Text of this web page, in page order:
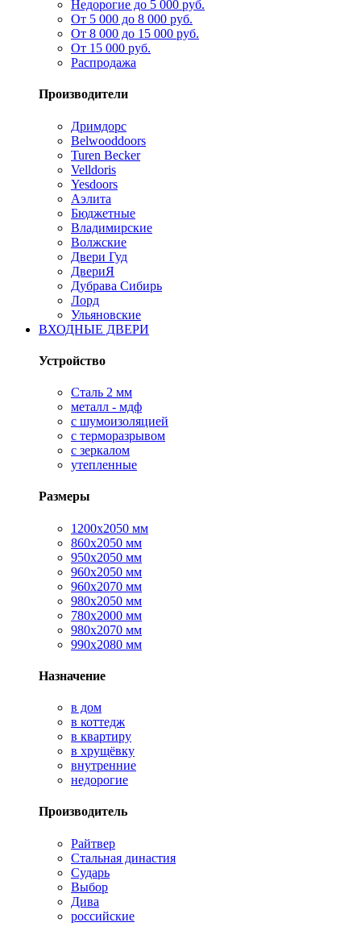
Недорогие до 5 000 руб.
От 5 000 до 8 000 руб.
От 8 000 до 15 000 руб.
От 15 000 руб.
Распродажа
Производители
Дримдорс
Belwooddoors
Turen Becker
Velldoris
Yesdoors
Аэлита
Бюджетные
Владимирские
Волжские
Двери Гуд
ДвериЯ
Дубрава Сибирь
Лорд
Ульяновские
ВХОДНЫЕ ДВЕРИ
Устройство
Сталь 2 мм
металл - мдф
с шумоизоляцией
с терморазрывом
с зеркалом
утепленные
Размеры
1200х2050 мм
860х2050 мм
950х2050 мм
960х2050 мм
960х2070 мм
980х2050 мм
780х2000 мм
980х2070 мм
990х2080 мм
Назначение
в дом
в коттедж
в квартиру
в хрущёвку
внутренние
недорогие
Производитель
Райтвер
Стальная династия
Сударь
Выбор
Дива
российские